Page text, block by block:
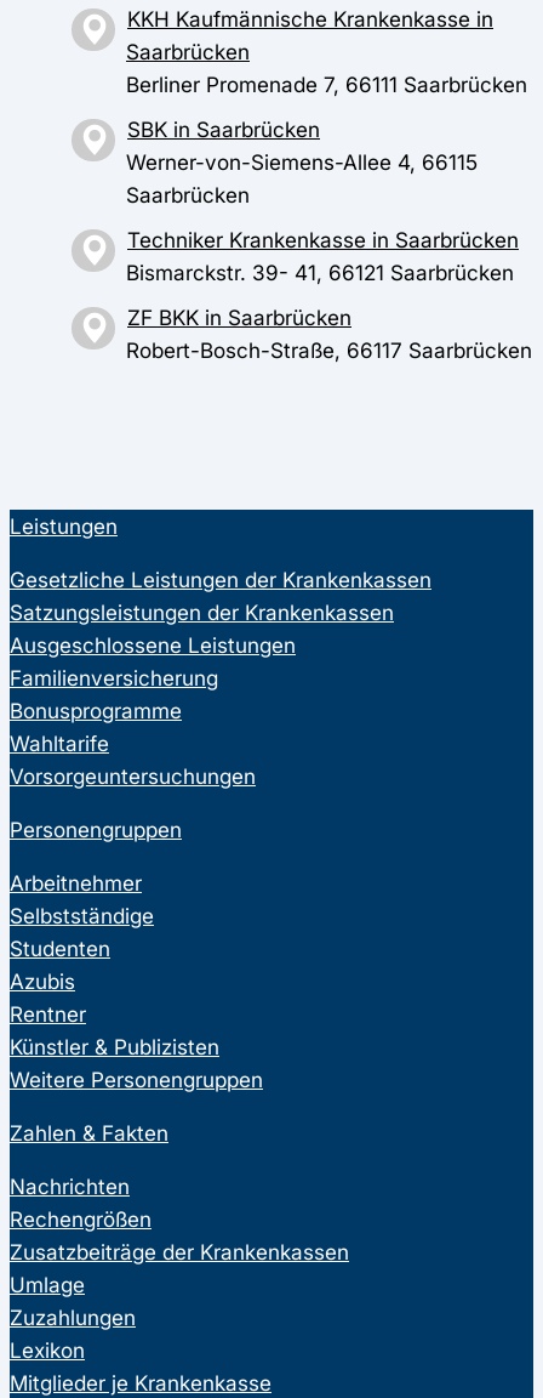
KKH Kaufmännische Krankenkasse in
Saarbrücken
Berliner Promenade 7, 66111 Saarbrücken
SBK in Saarbrücken
Werner-von-Siemens-Allee 4, 66115
Saarbrücken
Techniker Krankenkasse in Saarbrücken
Bismarckstr. 39- 41, 66121 Saarbrücken
ZF BKK in Saarbrücken
Robert-Bosch-Straße, 66117 Saarbrücken
Leistungen
Gesetzliche Leistungen der Krankenkassen
Satzungsleistungen der Krankenkassen
Ausgeschlossene Leistungen
Familienversicherung
Bonusprogramme
Wahltarife
Vorsorgeuntersuchungen
Personengruppen
Arbeitnehmer
Selbstständige
Studenten
Azubis
Rentner
Künstler & Publizisten
Weitere Personengruppen
Zahlen & Fakten
Nachrichten
Rechengrößen
Zusatzbeiträge der Krankenkassen
Umlage
Zuzahlungen
Lexikon
Mitglieder je Krankenkasse